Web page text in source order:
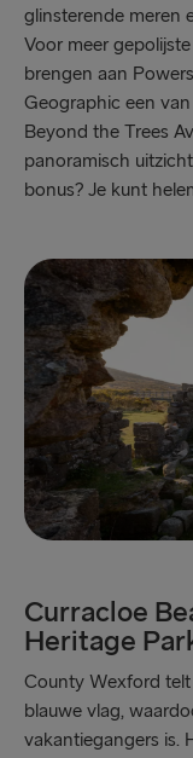
glinsterende meren
Voor meer
brengen aan
Geographic een
Beyond the Trees
panoramisch
bonus? Je kunt
Curracloe
Heritage
County Wexford telt
blauwe vlag,
vakantiegangers is.